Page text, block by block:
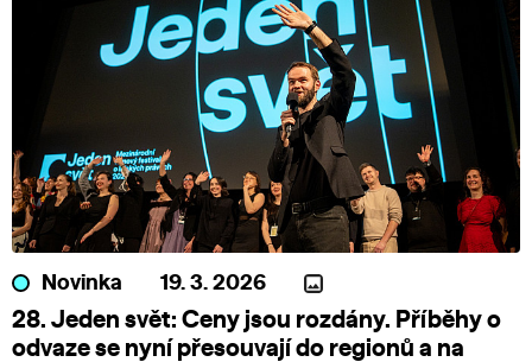
Novinka 19. 3. 2026
28. Jeden svět: Ceny jsou rozdány. Příběhy o
odvaze se nyní přesouvají do regionů a na